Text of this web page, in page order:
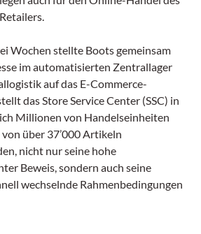
Wochen stellte Boots gemeinsam
im automatisierten Zentrallager
auf das E-Commerce-
das Store Service Center (SSC) in
Millionen von Handelseinheiten
über 37’000 Artikeln
nicht nur seine hohe
Beweis, sondern auch seine
wechselnde Rahmenbedingungen